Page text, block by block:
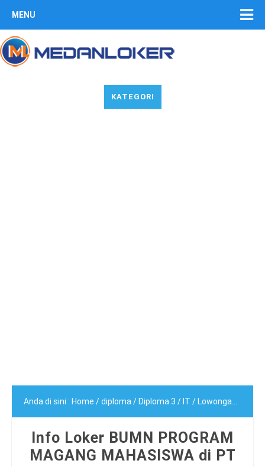
MENU
KATEGORI
Anda di sini : Home /diploma / Diploma 3 / IT / Lowongan BUMN
Info Loker BUMN PROGRAM
MAGANG MAHASISWA di PT